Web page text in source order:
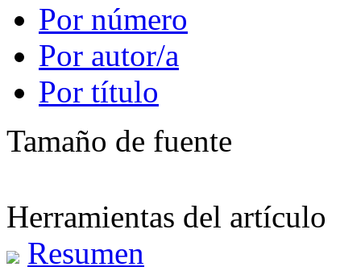
Por número
Por autor/a
Por título
Tamaño de fuente
Herramientas del artículo
Resumen